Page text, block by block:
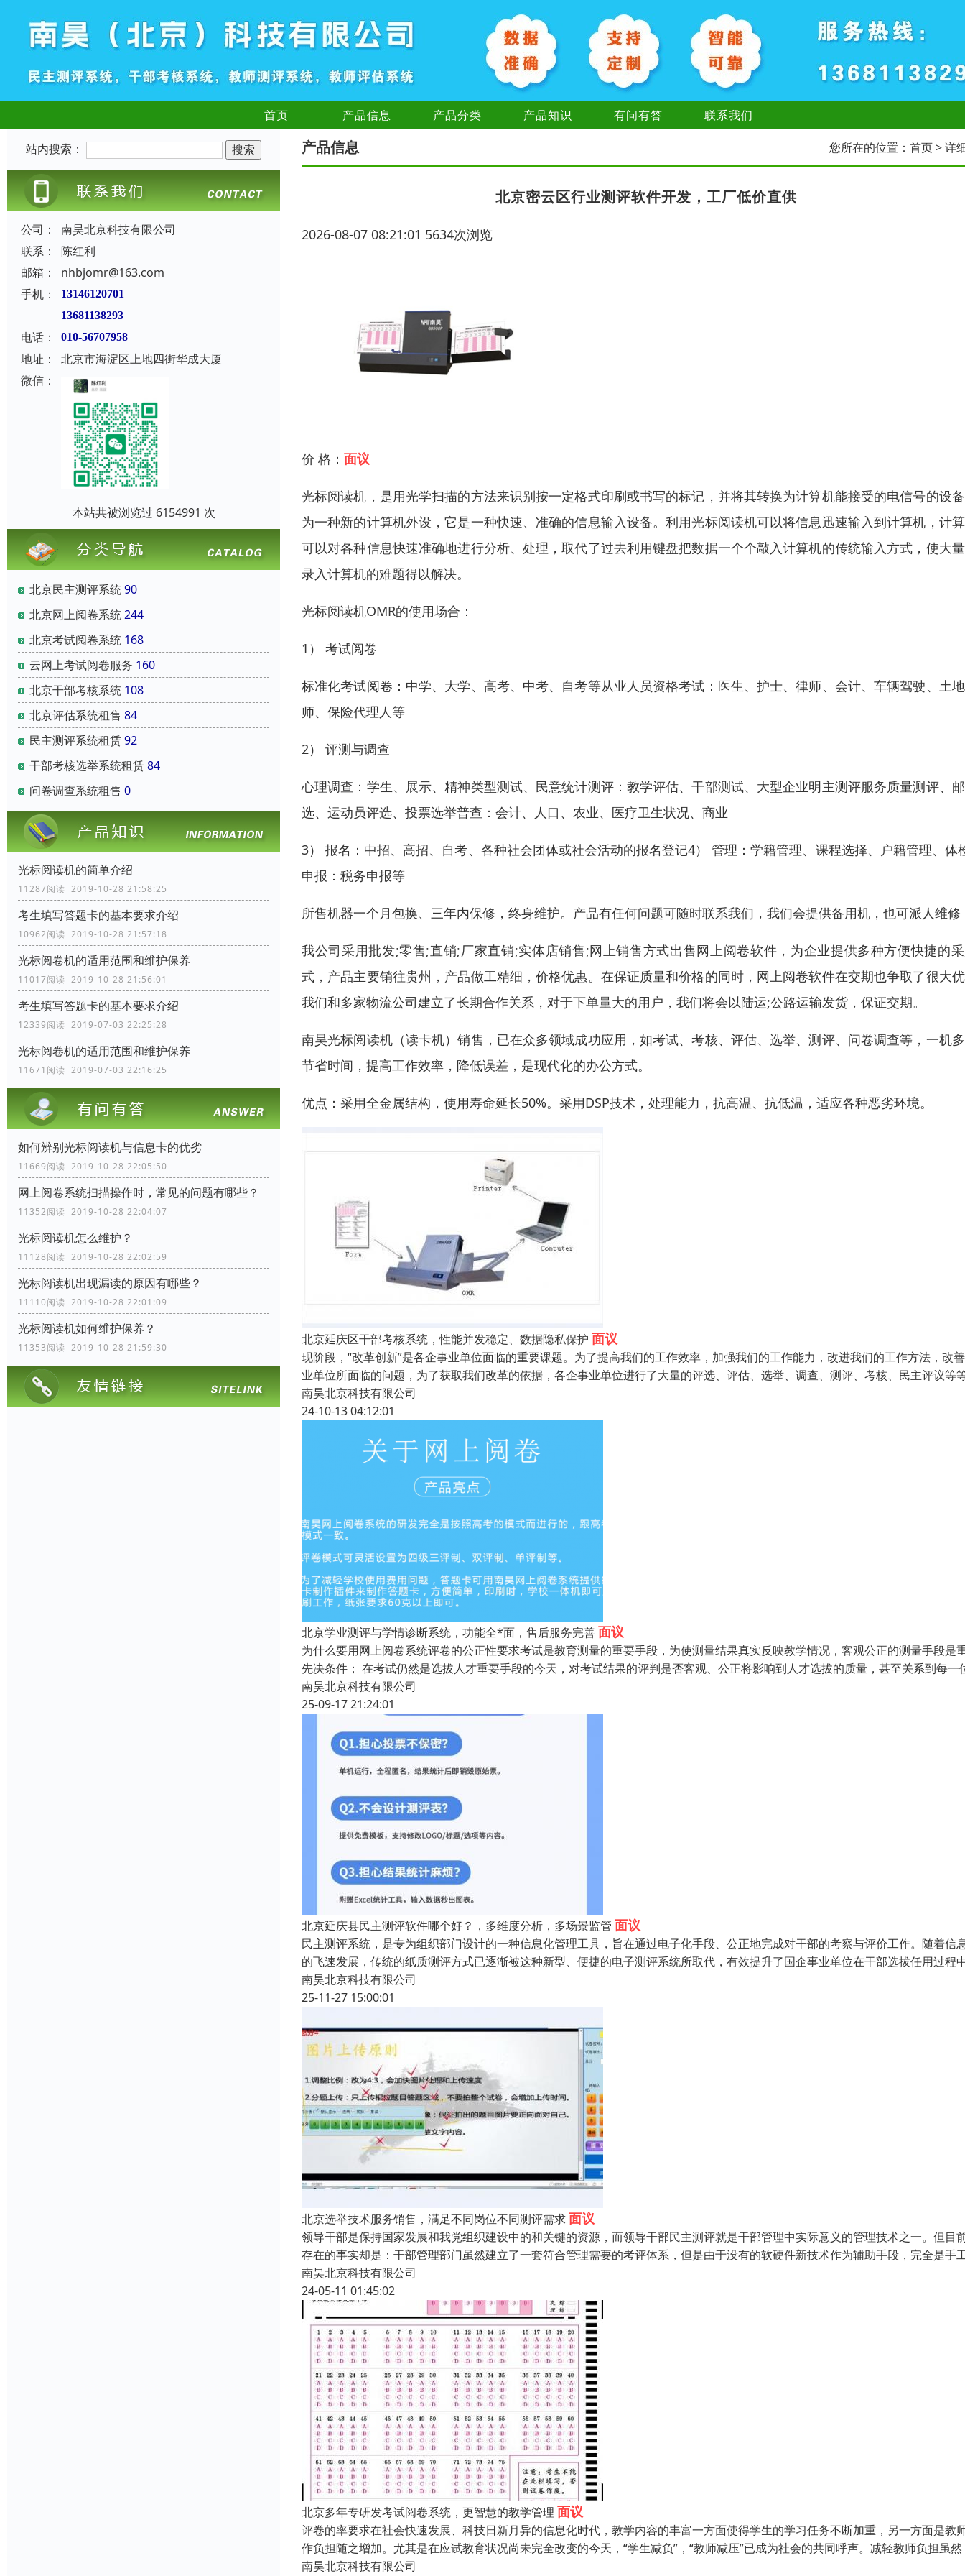
首页 产品信息 产品分类 产品知识 有问有答 联系我们
站内搜索：
公司：
南昊北京科技有限公司
联系：
陈红利
邮箱：
nhbjomr@163.com
手机：
13146120701
13681138293
电话： 010-56707958
地址：
北京市海淀区上地四街华成大厦
微信：
本站共被浏览过 6154991 次
北京民主测评系统90
北京网上阅卷系统244
北京考试阅卷系统 168
云网上考试阅卷服务 160
北京干部考核系统 108
北京评估系统租售 84
民主测评系统租赁92
干部考核选举系统租赁84
问卷调查系统租售 0
光标阅读机的简单介绍
11287阅读 2019-10-28 21:58:25
考生填写答题卡的基本要求介绍
10962阅读 2019-10-28 21:57:18
光标阅卷机的适用范围和维护保养
11017阅读 2019-10-28 21:56:01
考生填写答题卡的基本要求介绍
12339阅读 2019-07-03 22:25:28
光标阅卷机的适用范围和维护保养
11671阅读 2019-07-03 22:16:25
如何辨别光标阅读机与信息卡的优劣
11669阅读 2019-10-28 22:05:50
网上阅卷系统扫描操作时，常见的问题有哪些？
11352阅读 2019-10-28 22:04:07
光标阅读机怎么维护？
11128阅读 2019-10-28 22:02:59
光标阅读机出现漏读的原因有哪些？
11110阅读 2019-10-28 22:01:09
光标阅读机如何维护保养？
11353阅读 2019-10-28 21:59:30
产品信息 您所在的位置： 首页> 详
北京密云区行业测评软件开发，工厂低价直供
2026-08-07 08:21:01 5634次浏览
价 格： 面议
光标阅读机，是用光学扫描的方法来识别按一定格式印刷或书写的标记，并将其转换为计算机能接受的电信号的设
为一种新的计算机外设，它是一种快速、准确的信息输入设备。利用光标阅读机可以将信息迅速输入到计算机，计
可以对各种信息快速准确地进行分析、处理，取代了过去利用键盘把数据一个个敲入计算机的传统输入方式，使大
录入计算机的难题得以解决。
光标阅读机OMR的使用场合：
1） 考试阅卷
标准化考试阅卷：中学、大学、高考、中考、自考等从业人员资格考试：医生、护士、律师、会计、车辆驾驶、土
师、保险代理人等
2） 评测与调查
心理调查：学生、展示、精神类型测试、民意统计测评：教学评估、干部测试、大型企业明主测评服务质量测评、
选、运动员评选、投票选举普查：会计、人口、农业、医疗卫生状况、商业
3） 报名：中招、高招、自考、各种社会团体或社会活动的报名登记4） 管理：学籍管理、课程选择、户籍管理、体
申报：税务申报等
所售机器一个月包换、三年内保修，终身维护。产品有任何问题可随时联系我们，我们会提供备用机，也可派人维修
我公司采用批发;零售;直销;厂家直销;实体店销售;网上销售方式出售网上阅卷软件，为企业提供多种方便快捷的
式，产品主要销往贵州，产品做工精细，价格优惠。在保证质量和价格的同时，网上阅卷软件在交期也争取了很大
我们和多家物流公司建立了长期合作关系，对于下单量大的用户，我们将会以陆运;公路运输发货，保证交期。
南昊光标阅读机（读卡机）销售，已在众多领域成功应用，如考试、考核、评估、选举、测评、问卷调查等，一机
节省时间，提高工作效率，降低误差，是现代化的办公方式。
优点：采用全金属结构，使用寿命延长50%。采用DSP技术，处理能力，抗高温、抗低温，适应各种恶劣环境。
北京延庆区干部考核系统，性能并发稳定、数据隐私保护 面议
现阶段，“改革创新”是各企事业单位面临的重要课题。为了提高我们的工作效率，加强我们的工作能力，改进我们的工作方法，改
业单位所面临的问题，为了获取我们改革的依据，各企事业单位进行了大量的评选、评估、选举、调查、测评、考核、民主评议等
南昊北京科技有限公司
24-10-13 04:12:01
北京学业测评与学情诊断系统，功能全*面，售后服务完善面议
为什么要用网上阅卷系统评卷的公正性要求考试是教育测量的重要手段，为使测量结果真实反映教学情况，客观公正的测量手段是
先决条件； 在考试仍然是选拔人才重要手段的今天，对考试结果的评判是否客观、公正将影响到人才选拔的质量，甚至关系到每一
南昊北京科技有限公司
25-09-17 21:24:01
北京延庆县民主测评软件哪个好？，多维度分析，多场景监管 面议
民主测评系统，是专为组织部门设计的一种信息化管理工具，旨在通过电子化手段、公正地完成对干部的考察与评价工作。随着信
的飞速发展，传统的纸质测评方式已逐渐被这种新型、便捷的电子测评系统所取代，有效提升了国企事业单位在干部选拔任用过程
南昊北京科技有限公司
25-11-27 15:00:01
北京选举技术服务销售，满足不同岗位不同测评需求面议
领导干部是保持国家发展和我党组织建设中的和关键的资源，而领导干部民主测评就是干部管理中实际意义的管理技术之一。但目
存在的事实却是：干部管理部门虽然建立了一套符合管理需要的考评体系，但是由于没有的软硬件新技术作为辅助手段，完全是手
南昊北京科技有限公司
24-05-11 01:45:02
北京多年专研发考试阅卷系统，更智慧的教学管理 面议
评卷的率要求在社会快速发展、科技日新月异的信息化时代，教学内容的丰富一方面使得学生的学习任务不断加重，另一方面是教
作负担随之增加。尤其是在应试教育状况尚未完全改变的今天，“学生减负”，“教师减压”已成为社会的共同呼声。减轻教师负担虽然
南昊北京科技有限公司